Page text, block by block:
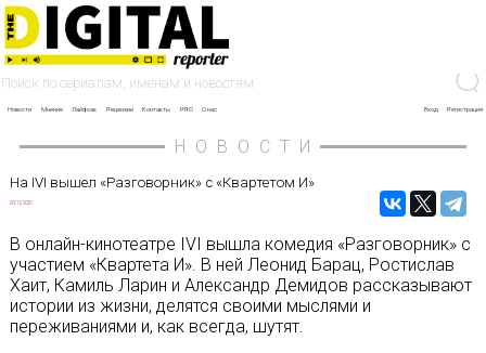
Новости Мнение Лайфхак Рецензии Контакты PRO О нас Вход Регистрация
НОВОСТИ
На IVI вышел «Разговорник» с «Квартетом И»
20/11/2020
В онлайн-кинотеатре IVI вышла комедия «Разговорник» с
участием «Квартета И». В ней Леонид Барац, Ростислав
Хаит, Камиль Ларин и Александр Демидов рассказывают
истории из жизни, делятся своими мыслями и
переживаниями и, как всегда, шутят.